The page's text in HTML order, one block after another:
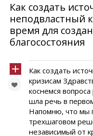
Как создать
неподвластный
время для
благосостояния
Как создать
кризисам
коснемся
шла речь в
Напомню, что мы
трехшаговом
независимый от